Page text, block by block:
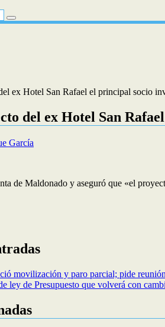
ex Hotel San Rafael el principal socio
del ex Hotel San
García
de Maldonado y aseguró que «el
movilización y paro parcial; pide
ley de Presupuesto que volverá con